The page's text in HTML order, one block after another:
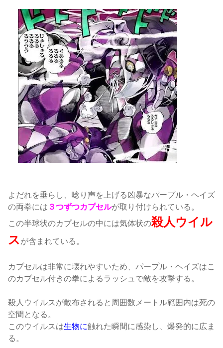
よだれを垂らし、唸り声を上げる凶暴なパープル・ヘイズ
の両拳には ３つずつカプセルが取り付けられている。
この半球状のカプセルの中には気体状の殺人ウイル
スが含まれている。
カプセルは非常に壊れやすいため、パープル・ヘイズはこ
のカプセル付きの拳によるラッシュで敵を攻撃する。
殺人ウイルスが散布されると周囲数メートル範囲内は死の
空間となる。
このウイルスは生物に触れた瞬間に感染し、爆発的に広ま
る。